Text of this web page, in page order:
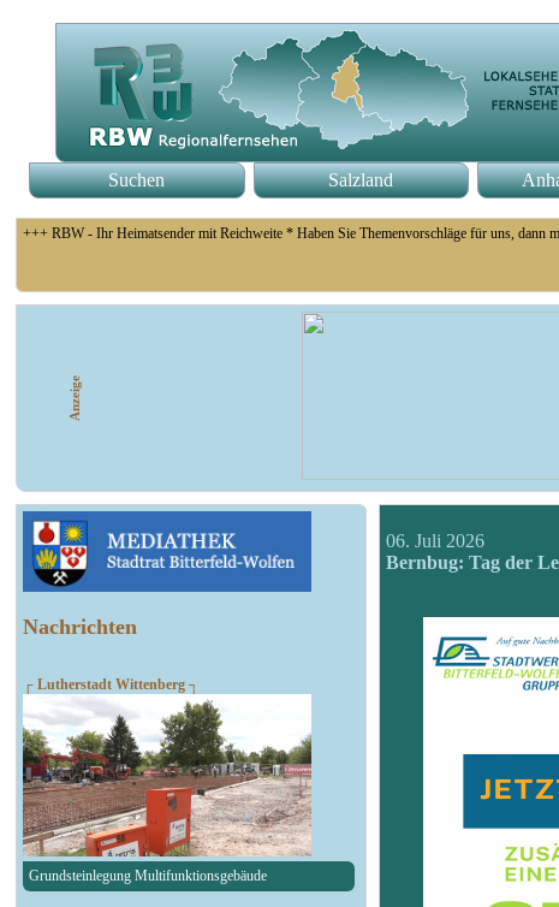
Suchen Salzland
+++ RBW - Ihr Heimatsender mit Reichweite * Haben Sie Themenvorschläge für uns, dann
+++ Fußball Oberliga Süd 1. Spieltag: SG Union Sandersdorf - VfB 1921 Krieschow, So
Nachrichten
┌ Lutherstadt Wittenberg ┐
Grundsteinlegung Multifunktionsgebäude
06. Juli 2026
Bernbug: Tag der
Anzeige